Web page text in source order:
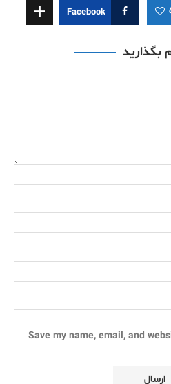
Facebook
بگذارید
Save my name, email, and